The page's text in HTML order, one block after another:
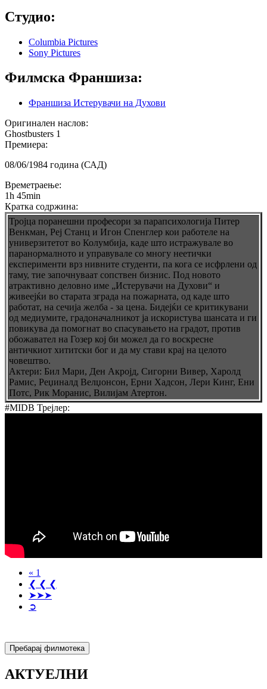
Студио:
Columbia Pictures
Sony Pictures
Филмска Франшиза:
Франшиза Истерувачи на Духови
Оригинален наслов:
Ghostbusters 1
Премиера:
08/06/1984 година (САД)
Времетраење:
1h 45min
Кратка содржина:
Тројца поранешни професори за парапсихологија Питер
Венкман, Реј Станц и Игон Спенглер кои работеле на
универзитетот во Колумбија, каде што истражувале во
паранормалното и управувале со многу неетички
експерименти врз нивните студенти, па кога се исфрлени од
таму, тие започнуваат сопствен бизнис. Под новото
атрактивно деловно име „Истерувачи на Духови“ и
живеејќи во старата зграда на пожарната, од каде што
работат, на сечија желба - за цена. Бидејќи се критикувани
од медиумите, градоначалникот ја искористува шансата и ги
повикува да помогнат во спасувањето на градот, против
обожавател на Гозер кој би можел да го воскресне
античкиот хититски бог и да му стави крај на целото
човештво.
Актери: Бил Мари, Ден Акројд, Сигорни Вивер, Харолд
Рамис, Реџиналд Велџонсон, Ерни Хадсон, Лери Кинг, Ени
Потс, Рик Моранис, Вилијам Атертон.
#MIDB Трејлер:
« 1
❮ ❮ ❮
➤➤➤
➲
АКТУЕЛНИ